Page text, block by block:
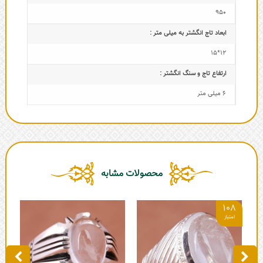
950
ابعاد تاج‌ انگشتر به میلی متر :
12*15
ارتفاع تاج و سنگ انگشتر :
6 میلی متر
محصولات مشابه
108